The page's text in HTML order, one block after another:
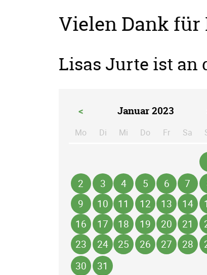
Vielen Dank für
Lisas Jurte ist an
< Januar 2023
Mo ntag
Di enstag
Mi ttwoch
Do nnerstag
Fr eitag
Sa
2
3 4 5 6 7
9
10 11 12 13 14
16
17 18 19 20 21
23
24 25 26 27 28
30
31